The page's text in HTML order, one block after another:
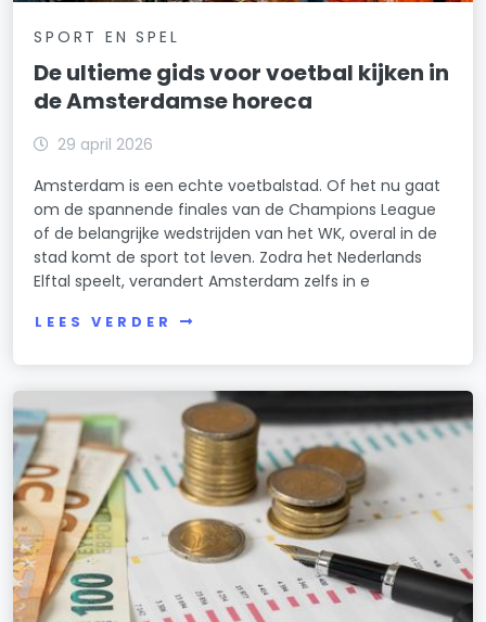
SPORT EN SPEL
De ultieme gids voor voetbal kijken in
de Amsterdamse horeca
29 april 2026
Amsterdam is een echte voetbalstad. Of het nu gaat
om de spannende finales van de Champions League
of de belangrijke wedstrijden van het WK, overal in de
stad komt de sport tot leven. Zodra het Nederlands
Elftal speelt, verandert Amsterdam zelfs in e
LEES VERDER